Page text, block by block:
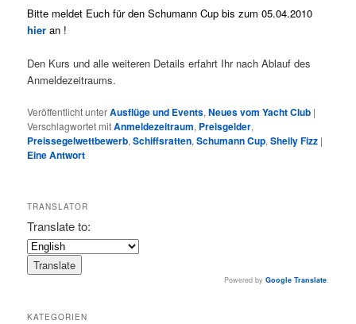
Bitte meldet Euch für den Schumann Cup bis zum 05.04.2010
hier an !
Den Kurs und alle weiteren Details erfahrt Ihr nach Ablauf des
Anmeldezeitraums.
Veröffentlicht unterAusflüge und Events,Neues vom Yacht Club |
Verschlagwortet mitAnmeldezeitraum, Preisgelder,
Preissegelwettbewerb,Schiffsratten,Schumann Cup,Shelly Fizz |
EineAntwort
TRANSLATOR
Translate to:
Powered by Google Translate.
KATEGORIEN